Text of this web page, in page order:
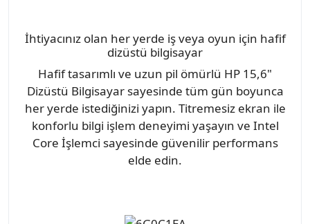
İhtiyacınız olan her yerde iş veya oyun için hafif
dizüstü bilgisayar
Hafif tasarımlı ve uzun pil ömürlü HP 15,6"
Dizüstü Bilgisayar sayesinde tüm gün boyunca
her yerde istediğinizi yapın. Titremesiz ekran ile
konforlu bilgi işlem deneyimi yaşayın ve Intel
Core İşlemci sayesinde güvenilir performans
elde edin.